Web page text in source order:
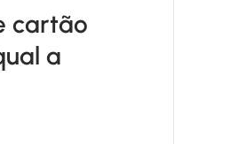
cartão
a